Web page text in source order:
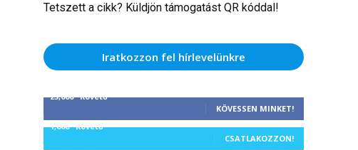
Tetszett a cikk? Küldjön támogatást QR kóddal!
Iratkozzon fel hírlevelünkre
25,000 Követő
KÖVESSEN MINKET!
1,000 Követő
CSATLAKOZZON!